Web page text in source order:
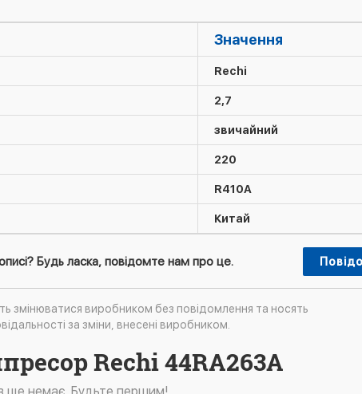
Значення
Rechi
2,7
звичайний
220
R410А
Китай
Будь ласка, повідомте нам про це.
змінюватися виробником без повідомлення та носять
за зміни, внесені виробником.
Rechi 44RA263A